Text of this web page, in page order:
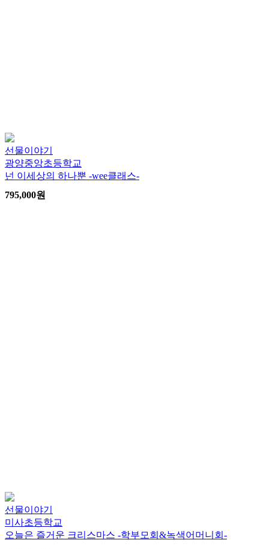
선물이야기
광양중앙초등학교
넌 이세상의 하나뿐 -wee클래스-
795,000원
선물이야기
미사초등학교
오늘은 즐거운 크리스마스 -학부모회&녹색어머니회-